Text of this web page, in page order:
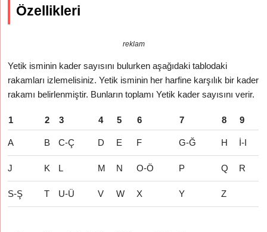
Özellikleri
reklam
Yetik isminin kader sayısını bulurken aşağıdaki tablodaki
rakamları izlemelisiniz. Yetik isminin her harfine karşılık bir kader
rakamı belirlenmiştir. Bunların toplamı Yetik kader sayısını verir.
1 2 3 4 5 6 7 8 9
A B C-Ç D E F G-Ğ H İ-I
J K L M N O-Ö P Q R
S-Ş T U-Ü V W X Y Z